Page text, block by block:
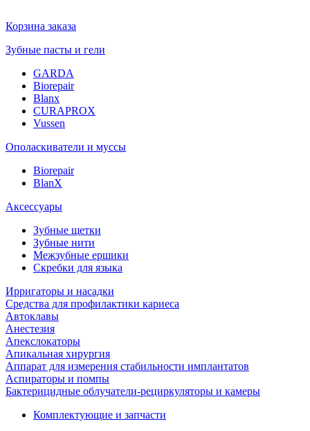
Корзина заказа
Зубные пасты и гели
GARDA
Biorepair
Blanx
CURAPROX
Vussen
Ополаскиватели и муссы
Biorepair
BlanX
Аксессуары
Зубные щетки
Зубные нити
Межзубные ершики
Скребки для языка
Ирригаторы и насадки
Средства для профилактики кариеса
Автоклавы
Анестезия
Апекслокаторы
Апикальная хирургия
Аппарат для измерения стабильности имплантатов
Аспираторы и помпы
Бактерицидные облучатели-рециркуляторы и камеры
Комплектующие и запчасти